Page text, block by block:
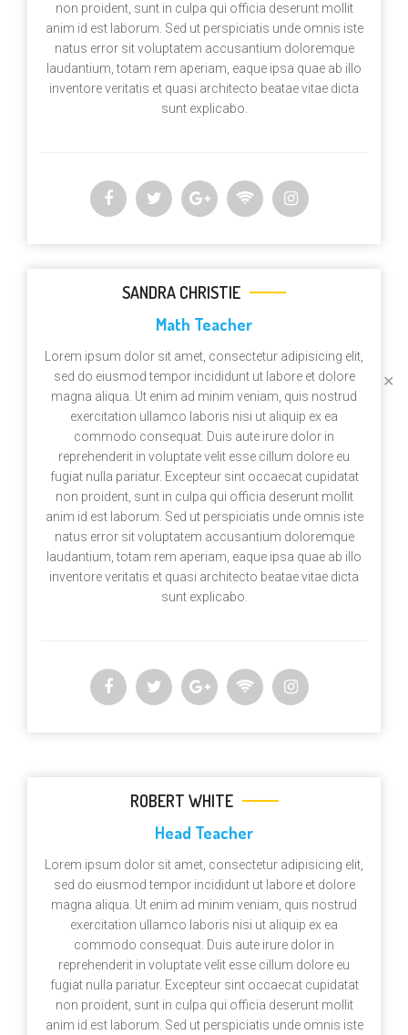
✕
non proident, sunt in culpa qui officia deserunt mollit
anim id est laborum. Sed ut perspiciatis unde omnis iste
natus error sit voluptatem accusantium doloremque
laudantium, totam rem aperiam, eaque ipsa quae ab illo
inventore veritatis et quasi architecto beatae vitae dicta
sunt explicabo.
SANDRA CHRISTIE
Math Teacher
Lorem ipsum dolor sit amet, consectetur adipisicing elit,
sed do eiusmod tempor incididunt ut labore et dolore
magna aliqua. Ut enim ad minim veniam, quis nostrud
exercitation ullamco laboris nisi ut aliquip ex ea
commodo consequat. Duis aute irure dolor in
reprehenderit in voluptate velit esse cillum dolore eu
fugiat nulla pariatur. Excepteur sint occaecat cupidatat
non proident, sunt in culpa qui officia deserunt mollit
anim id est laborum. Sed ut perspiciatis unde omnis iste
natus error sit voluptatem accusantium doloremque
laudantium, totam rem aperiam, eaque ipsa quae ab illo
inventore veritatis et quasi architecto beatae vitae dicta
sunt explicabo.
ROBERT WHITE
Head Teacher
Lorem ipsum dolor sit amet, consectetur adipisicing elit,
sed do eiusmod tempor incididunt ut labore et dolore
magna aliqua. Ut enim ad minim veniam, quis nostrud
exercitation ullamco laboris nisi ut aliquip ex ea
commodo consequat. Duis aute irure dolor in
reprehenderit in voluptate velit esse cillum dolore eu
fugiat nulla pariatur. Excepteur sint occaecat cupidatat
non proident, sunt in culpa qui officia deserunt mollit
anim id est laborum. Sed ut perspiciatis unde omnis iste